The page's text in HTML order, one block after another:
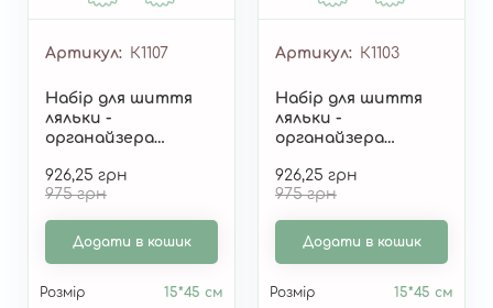
Артикул К1107
Набір для шиття
ляльки -
органайзера
926,25 грн
975 грн
Додати в кошик
Розмір
15*45 см
Артикул К1103
Набір для шиття
ляльки -
органайзера
926,25 грн
975 грн
Додати в кошик
Розмір
15*45 см